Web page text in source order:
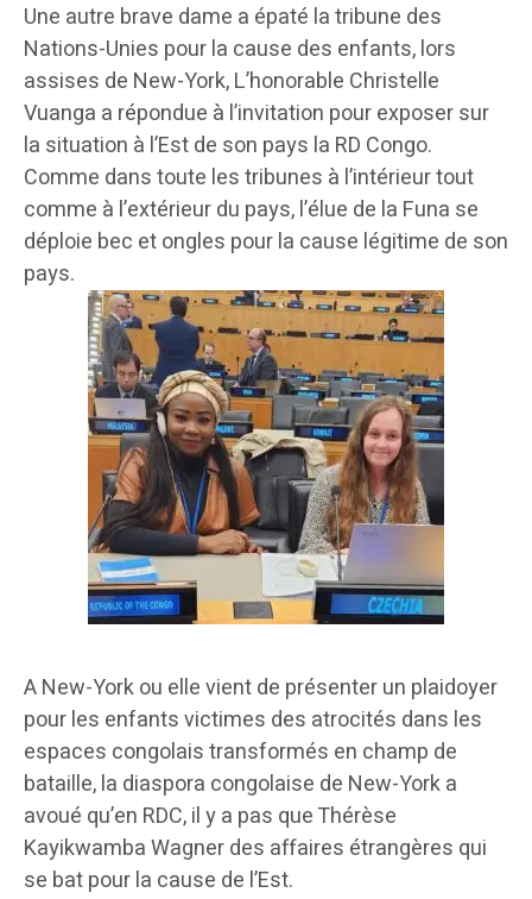
Une autre brave dame a épaté la tribune des
Nations-Unies pour la cause des enfants, lors
assises de New-York, L’honorable Christelle
Vuanga a répondue à l’invitation pour exposer sur
la situation à l’Est de son pays la RD Congo.
Comme dans toute les tribunes à l’intérieur tout
comme à l’extérieur du pays, l’élue de la Funa se
déploie bec et ongles pour la cause légitime de son
pays.
A New-York ou elle vient de présenter un plaidoyer
pour les enfants victimes des atrocités dans les
espaces congolais transformés en champ de
bataille, la diaspora congolaise de New-York a
avoué qu’en RDC, il y a pas que Thérèse
Kayikwamba Wagner des affaires étrangères qui
se bat pour la cause de l’Est.